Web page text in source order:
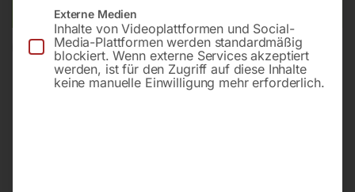
Andere Länder können abweichen.
In den Warenkorb
Externe Medien
Inhalte von Videoplattformen und Social-
Media-Plattformen werden standardmäßig
blockiert. Wenn externe Services akzeptiert
werden, ist für den Zugriff auf diese Inhalte
keine manuelle Einwilligung mehr erforderlich.